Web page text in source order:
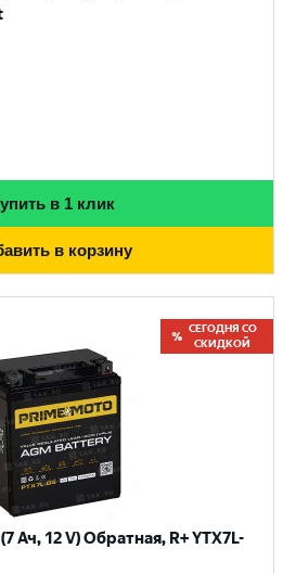
в 1 клик
в корзину
СЕГОДНЯ СО
СКИДКОЙ
Ач, 12 V) Обратная, R+ YTX7L-